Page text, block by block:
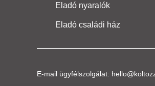
Eladó nyaralók
Eladó családi ház
E-mail ügyfélszolgálat: